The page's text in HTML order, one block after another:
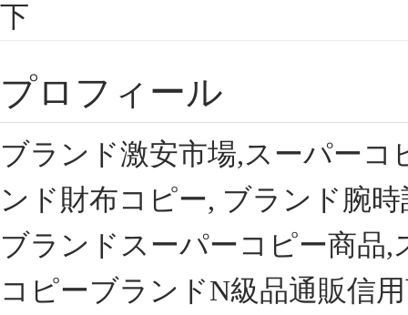
下
プロフィール
ブランド激安市場,スーパー
ンド財布コピー, ブランド腕
ブランドスーパーコピー商品
コピーブランドN級品通販信